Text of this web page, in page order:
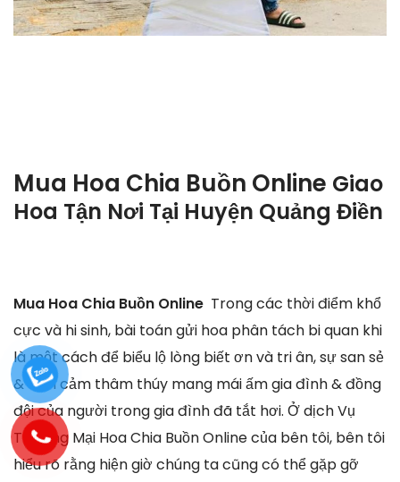
Mua Hoa Chia Buồn Online Giao
Hoa Tận Nơi Tại Huyện Quảng Điền
Mua Hoa Chia Buồn Online Trong các thời điểm khổ
cực và hi sinh, bài toán gửi hoa phân tách bi quan khi
là một cách để biểu lộ lòng biết ơn và tri ân, sự san sẻ
& tình cảm thâm thúy mang mái ấm gia đình & đồng
đội của người trong gia đình đã tắt hơi. Ở dịch Vụ
Thương Mại Hoa Chia Buồn Online của bên tôi, bên tôi
hiểu rõ rằng hiện giờ chúng ta cũng có thể gặp gỡ